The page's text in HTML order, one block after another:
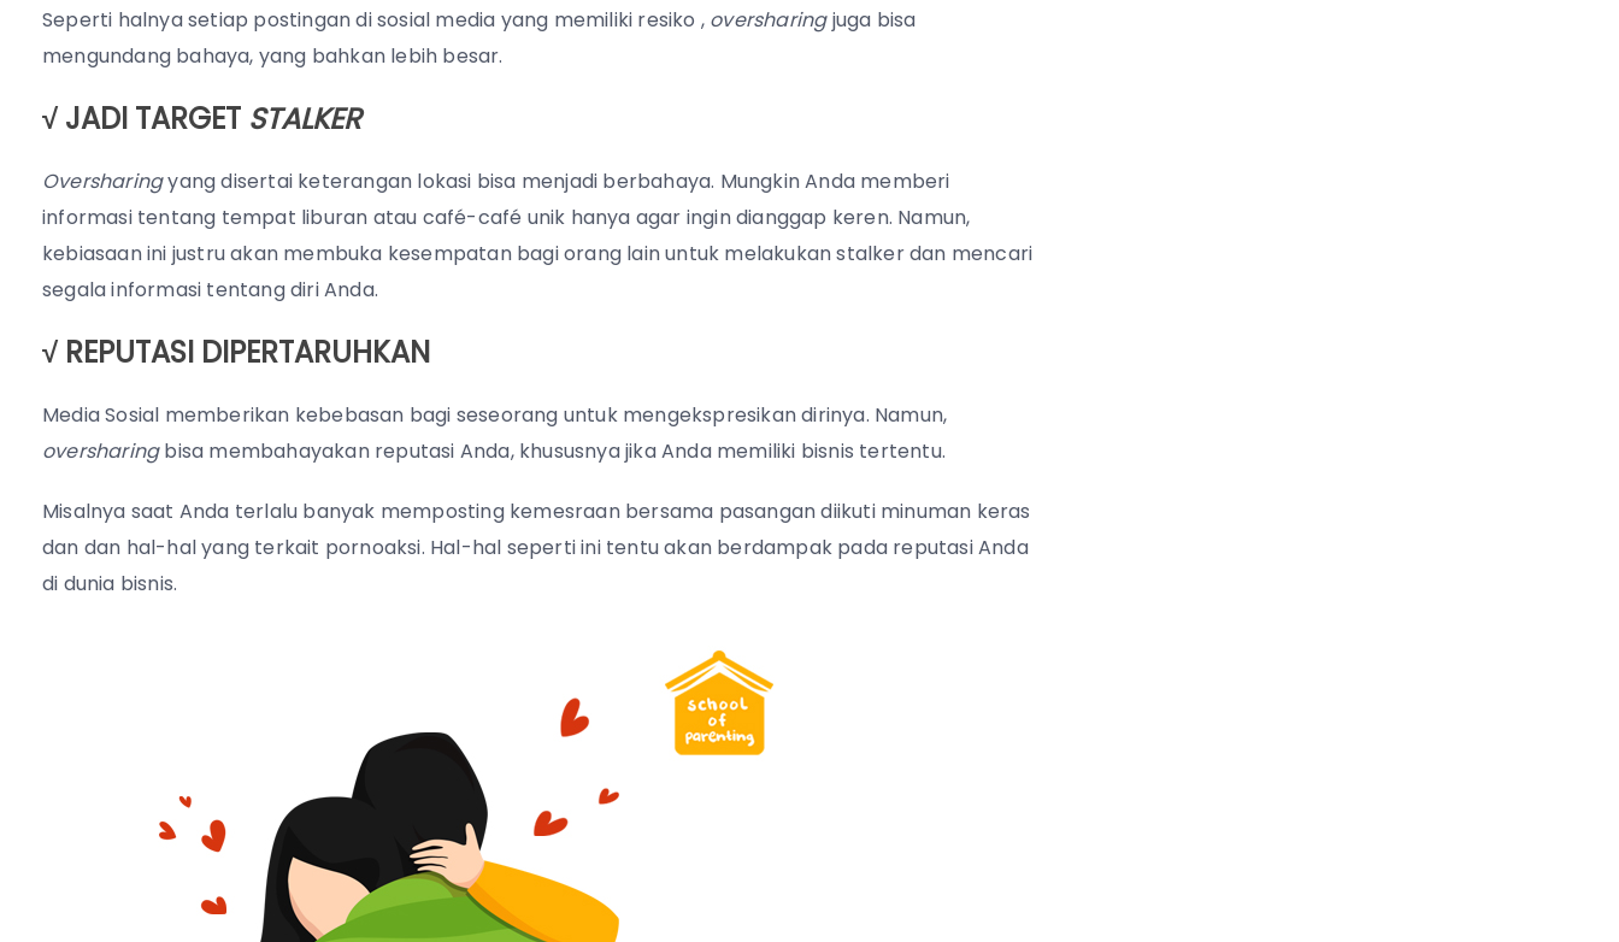
Seperti halnya setiap postingan di sosial media yang memiliki resiko , oversharingjuga bisa
mengundang bahaya, yang bahkan lebih besar.
√ JADI TARGET STALKER
Oversharingyang disertai keterangan lokasi bisa menjadi berbahaya. Mungkin Anda memberi
informasi tentang tempat liburan atau café-café unik hanya agar ingin dianggap keren. Namun,
kebiasaan ini justru akan membuka kesempatan bagi orang lain untuk melakukan stalker dan mencari
segala informasi tentang diri Anda.
√ REPUTASI DIPERTARUHKAN
Media Sosial memberikan kebebasan bagi seseorang untuk mengekspresikan dirinya. Namun,
oversharingbisa membahayakan reputasi Anda, khususnya jika Anda memiliki bisnis tertentu.
Misalnya saat Anda terlalu banyak memposting kemesraan bersama pasangan diikuti minuman keras
dan dan hal-hal yang terkait pornoaksi. Hal-hal seperti ini tentu akan berdampak pada reputasi Anda
di dunia bisnis.